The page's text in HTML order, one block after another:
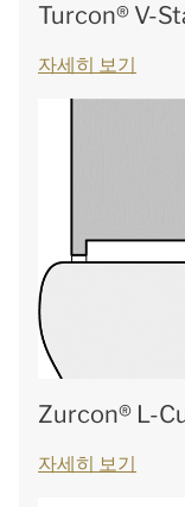
Turcon® V-
자세히 보기
Zurcon® L-
자세히 보기